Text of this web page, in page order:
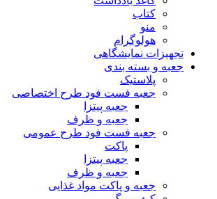
کتاب
منو
هولوگرام
تجهیزات نمایشگاهی
جعبه و بسته بندی
پلاستیک
جعبه فست فود طرح اختصاصی
جعبه پیتزا
جعبه و ظرف
جعبه فست فود طرح عمومی
پاکت
جعبه پیتزا
جعبه و ظرف
جعبه و پاکت مواد غذایی